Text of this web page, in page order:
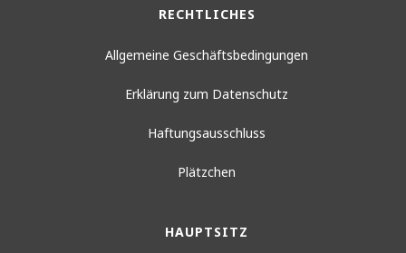
RECHTLICHES
Allgemeine Geschäftsbedingungen
Erklärung zum Datenschutz
Haftungsausschluss
Plätzchen
HAUPTSITZ